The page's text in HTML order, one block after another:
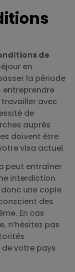
de
en
la période
entreprendre
avec
de
auprès
doivent être
visa actuel.
peut entraîner
interdiction
une copie
des
En cas
n’hésitez pas
votre pays